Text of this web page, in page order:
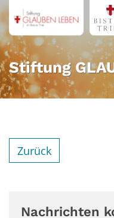
Zum Inhalt springen
Stiftung
Zurück
Nachrichten